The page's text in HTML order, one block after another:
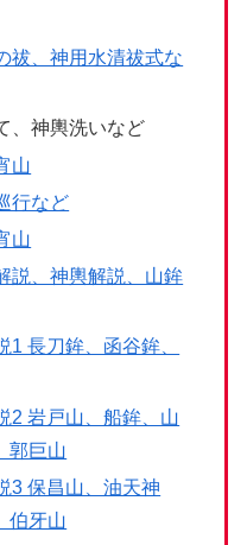
祓、神用水清祓式な
、神輿洗いなど
山
行など
山
説、神輿解説、山鉾
1 長刀鉾、函谷鉾、
2 岩戸山、船鉾、山
郭巨山
3 保昌山、油天神
伯牙山